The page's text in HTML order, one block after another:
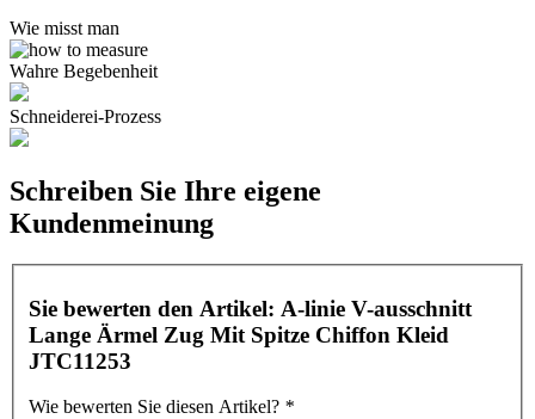
Wie misst man
Wahre Begebenheit
Schneiderei-Prozess
Schreiben Sie Ihre eigene
Kundenmeinung
Sie bewerten den Artikel: A-linie V-ausschnitt
Lange Ärmel Zug Mit Spitze Chiffon Kleid
JTC11253
Wie bewerten Sie diesen Artikel? *